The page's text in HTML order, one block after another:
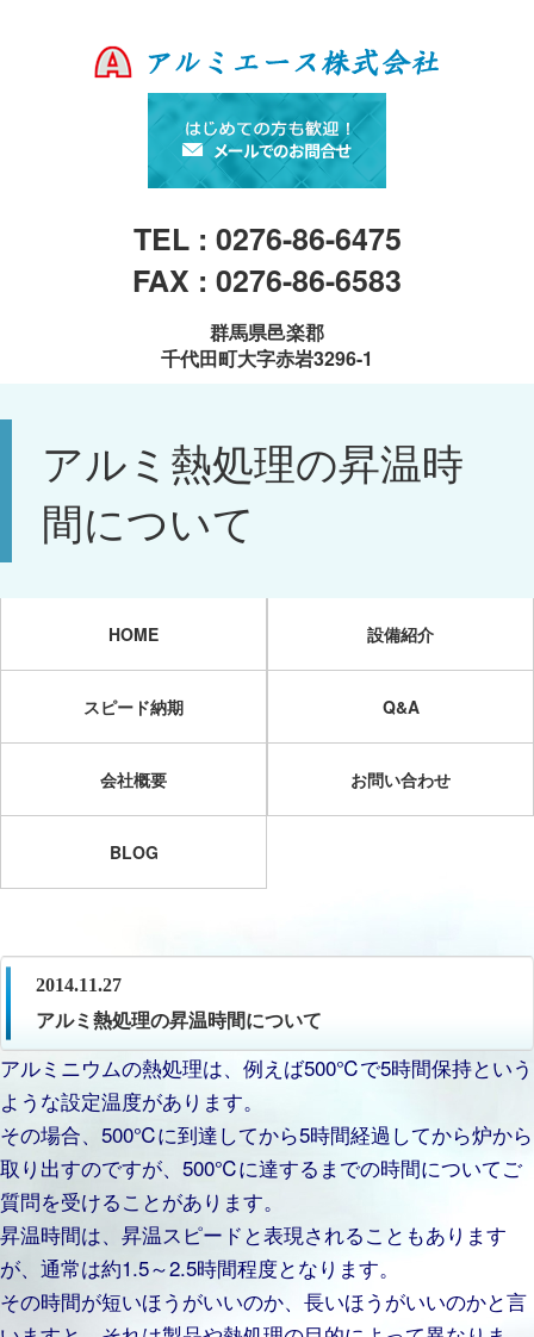
TEL : 0276-86-6475
FAX : 0276-86-6583
群馬県邑楽郡
千代田町大字赤岩3296-1
アルミ熱処理の昇温時
間について
HOME 設備紹介
スピード納期 Q&A
会社概要 お問い合わせ
BLOG
2014.11.27
アルミ熱処理の昇温時間について
アルミニウムの熱処理は、例えば500℃で5時間保持という
ような設定温度があります。
その場合、500℃に到達してから5時間経過してから炉から
取り出すのですが、500℃に達するまでの時間についてご
質問を受けることがあります。
昇温時間は、昇温スピードと表現されることもあります
が、通常は約1.5～2.5時間程度となります。
その時間が短いほう がいいのか、長いほうがいいのかと言